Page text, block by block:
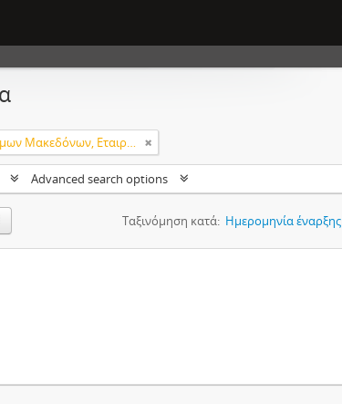
Κέντρο Αποδήμων Μακεδόνων, Εταιρεία Μακεδονικών Σπουδών.
Advanced search options
Ταξινόμηση κατά: Ημερομηνία έναρξης